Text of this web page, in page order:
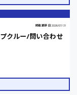
掲載更新日 2026/07/31
クルー/問い合わせ